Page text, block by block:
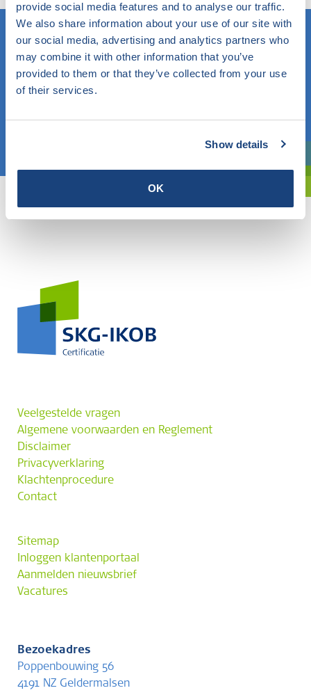
provide social media features and to analyse our traffic.
We also share information about your use of our site with
our social media, advertising and analytics partners who
may combine it with other information that you’ve
provided to them or that they’ve collected from your use
of their services.
Show details
OK
Weet u wat u zoekt? Gebruik dan dit veld.
Veelgestelde vragen
Algemene voorwaarden en Reglement
Disclaimer
Privacyverklaring
Klachtenprocedure
Contact
Sitemap
Inloggen klantenportaal
Aanmelden nieuwsbrief
Vacatures
Bezoekadres
Poppenbouwing 56
4191 NZ Geldermalsen